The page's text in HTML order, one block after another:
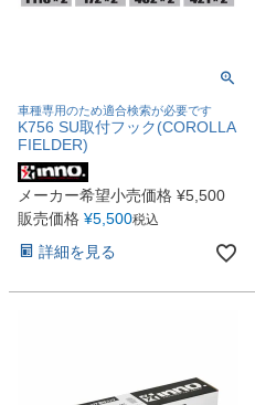
車種専用のため適合検索が必要です
K756 SU取付フック(COROLLA
FIELDER)
メーカー希望小売価格 ¥5,500
販売価格 ¥5,500税込
詳細を見る